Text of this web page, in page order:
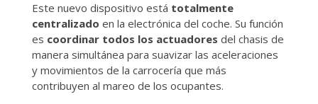
Este nuevo dispositivo está totalmente
centralizado en la electrónica del coche. Su función
es coordinar todos los actuadores del chasis de
manera simultánea para suavizar las aceleraciones
y movimientos de la carrocería que más
contribuyen al mareo de los ocupantes.